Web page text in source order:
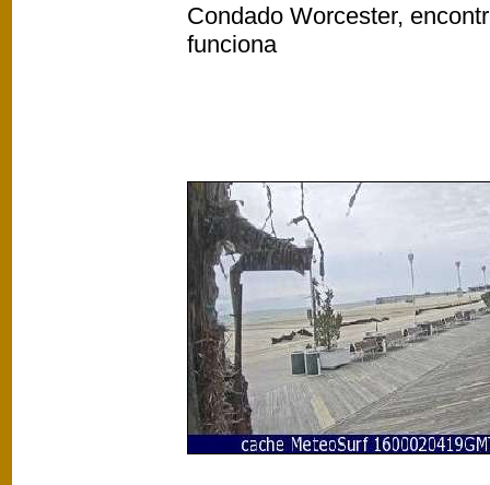
Condado Worcester,
funciona